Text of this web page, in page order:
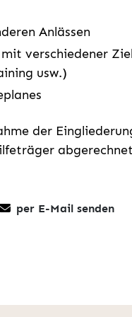
Anlässen
verschiedener
usw.)
der
per E-Mail senden